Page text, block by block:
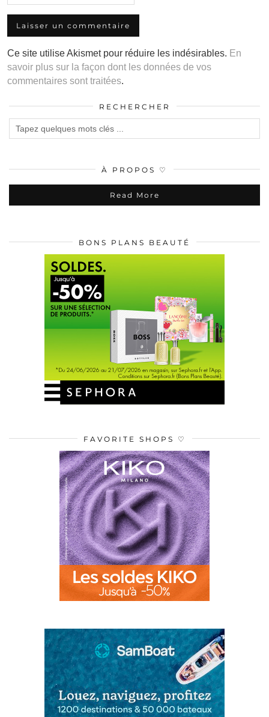
Ce site utilise Akismet pour réduire les indésirables. En
savoir plus sur la façon dont les données de vos
commentaires sont traitées.
RECHERCHER
À PROPOS ♡
Read More
BONS PLANS BEAUTÉ
FAVORITE SHOPS ♡